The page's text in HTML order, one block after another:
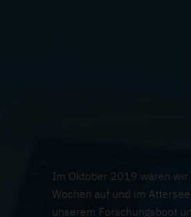
Im Oktober 2019 waren wir
Wochen auf und im
unserem Forschungsboot